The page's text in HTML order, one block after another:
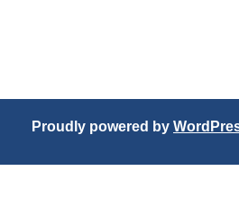
Proudly powered by